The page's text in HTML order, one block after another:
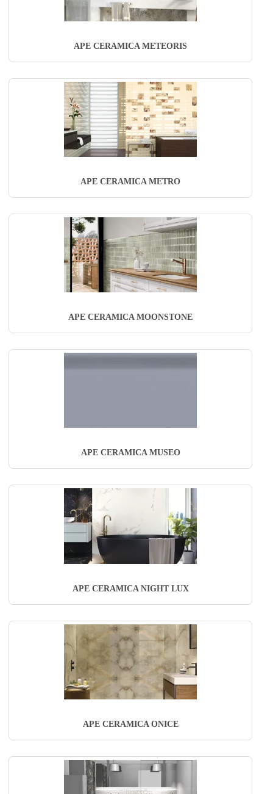
APE CERAMICA METEORIS
APE CERAMICA METRO
APE CERAMICA MOONSTONE
APE CERAMICA MUSEO
APE CERAMICA NIGHT LUX
APE CERAMICA ONICE